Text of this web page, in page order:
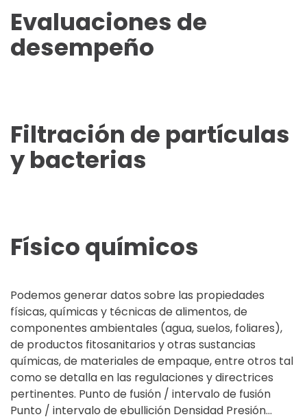
Evaluaciones de
desempeño
Filtración de partículas
y bacterias
Físico químicos
Podemos generar datos sobre las propiedades
físicas, químicas y técnicas de alimentos, de
componentes ambientales (agua, suelos, foliares),
de productos fitosanitarios y otras sustancias
químicas, de materiales de empaque, entre otros tal
como se detalla en las regulaciones y directrices
pertinentes. Punto de fusión / intervalo de fusión
Punto / intervalo de ebullición Densidad Presión...